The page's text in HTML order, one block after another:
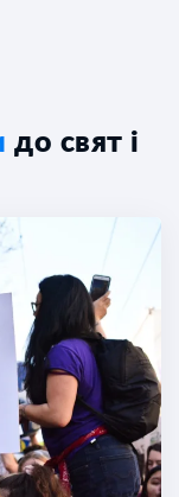
до свят і